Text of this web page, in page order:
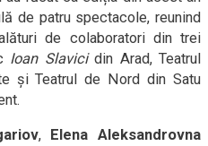
de patru spectacole, reunind
de colaboratori din trei
Ioan Slavicidin Arad, Teatrul
și Teatrul de Nord din Satu
,
Elena Aleksandrovna